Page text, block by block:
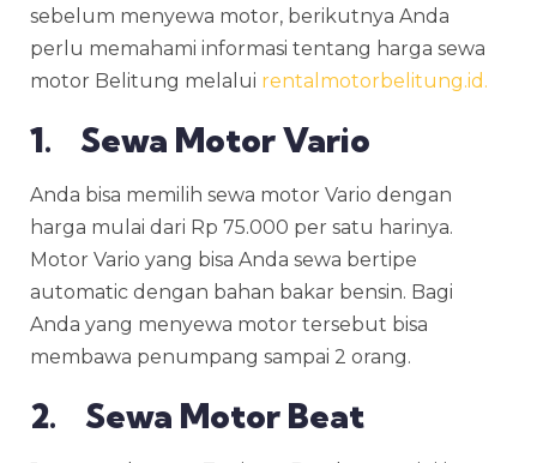
sebelum menyewa motor, berikutnya Anda
perlu memahami informasi tentang harga sewa
motor Belitung melalui rentalmotorbelitung.id.
1. Sewa Motor Vario
Anda bisa memilih sewa motor Vario dengan
harga mulai dari Rp 75.000 per satu harinya.
Motor Vario yang bisa Anda sewa bertipe
automatic dengan bahan bakar bensin. Bagi
Anda yang menyewa motor tersebut bisa
membawa penumpang sampai 2 orang.
2. Sewa Motor Beat